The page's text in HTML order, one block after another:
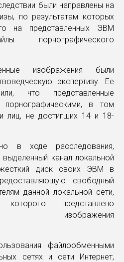
были направлены на
по результатам которых
на представленных ЭВМ
порнографического
изображения были
экспертизу. Ее
что представленные
порнографическими, в том
лиц, не достигших 14 и 18-
в ходе расследования,
канал локальной
диск своих ЭВМ в
свободный
данной локальной сети,
представлено
изображения
файлообменными
сетях и сети Интернет,